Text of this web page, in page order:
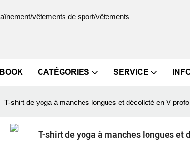
vêtements de sport/vêtements
CATÉGORIES SERVICE
T-shirt de yoga à manches longues et décolleté en V
T-shirt de yoga à manches longues et